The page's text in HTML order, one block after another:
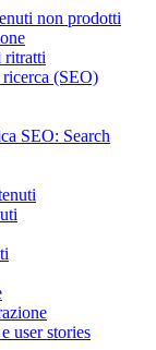
non prodotti
ritratti
(SEO)
SEO: Search
user stories